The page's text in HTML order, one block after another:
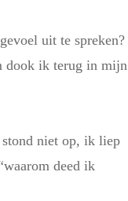
uit te spreken?
dook ik terug in mijn
niet op, ik liep
deed ik